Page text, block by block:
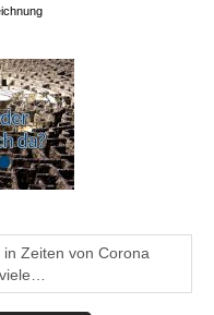
Zeiten von Corona